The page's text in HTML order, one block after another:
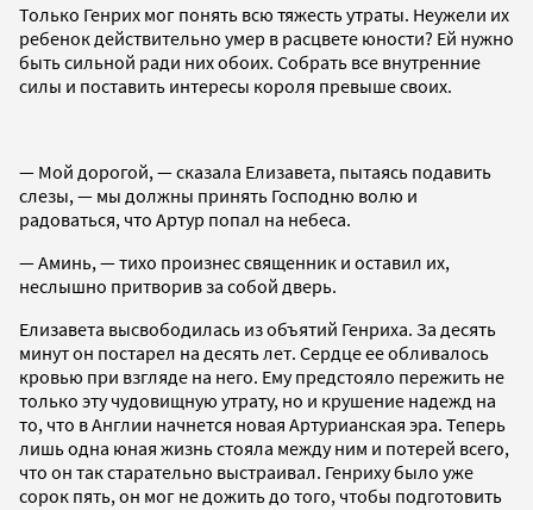
Только Генрих мог понять всю тяжесть утраты. Неужели их
ребенок действительно умер в расцвете юности? Ей нужно
быть сильной ради них обоих. Собрать все внутренние
силы и поставить интересы короля превыше своих.
— Мой дорогой, — сказала Елизавета, пытаясь подавить
слезы, — мы должны принять Господню волю и
радоваться, что Артур попал на небеса.
— Аминь, — тихо произнес священник и оставил их,
неслышно притворив за собой дверь.
Елизавета высвободилась из объятий Генриха. За десять
минут он постарел на десять лет. Сердце ее обливалось
кровью при взгляде на него. Ему предстояло пережить не
только эту чудовищную утрату, но и крушение надежд на
то, что в Англии начнется новая Артурианская эра. Теперь
лишь одна юная жизнь стояла между ним и потерей всего,
что он так старательно выстраивал. Генриху было уже
сорок пять, он мог не дожить до того, чтобы подготовить